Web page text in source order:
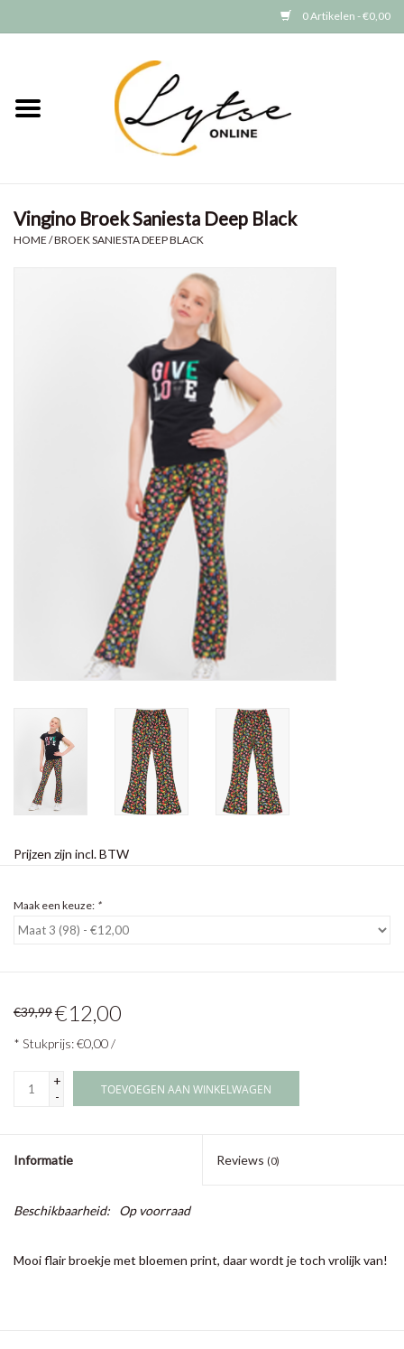
0 Artikelen - €0,00
Meisjes
GRATIS VERZENDEN (vanaf EUR
Vingino Broek Saniesta Deep Black
HOME /BROEK SANIESTA DEEP BLACK
Prijzen zijn incl. BTW
Maak een keuze: *
€39,99€12,00
* Stukprijs: €0,00 /
+
-
TOEVOEGEN AAN WINKELWAGEN
Informatie Reviews (0)
Beschikbaarheid: Op voorraad
Mooi flair broekje met bloemen print, daar wordt je toch vrolijk van!